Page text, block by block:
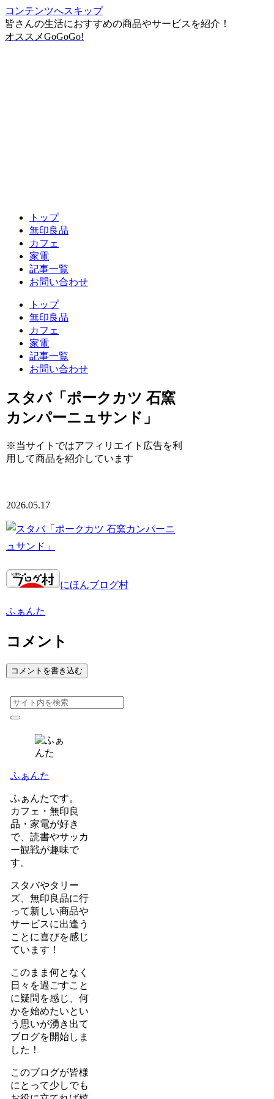
コンテンツへスキップ
皆さんの生活におすすめの商品やサービスを紹介！
オススメGoGoGo!
トップ
無印良品
カフェ
家電
記事一覧
お問い合わせ
トップ
無印良品
カフェ
家電
記事一覧
お問い合わせ
スタバ「ポークカツ 石窯
カンパーニュサンド」
※当サイトではアフィリエイト広告を利
用して商品を紹介しています
2026.05.17
にほんブログ村
ふぁんた
コメント
コメントを書き込む
ふぁんた
ふぁんたです。
カフェ・無印良
品・家電が好き
で、読書やサッカ
ー観戦が趣味で
す。
スタバやタリー
ズ、無印良品に行
って新しい商品や
サービスに出逢う
ことに喜びを感じ
ています！
このまま何となく
日々を過ごすこと
に疑問を感じ、何
かを始めたいとい
う思いが湧き出て
ブログを開始しま
した！
このブログが皆様
にとって少しでも